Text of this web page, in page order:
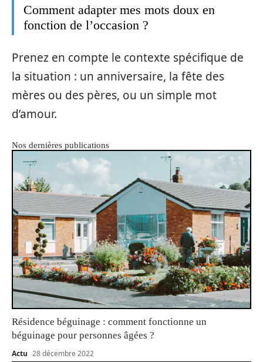
Comment adapter mes mots doux en
fonction de l’occasion ?
Prenez en compte le contexte spécifique de
la situation : un anniversaire, la fête des
mères ou des pères, ou un simple mot
d’amour.
Nos dernières publications
Résidence béguinage : comment fonctionne un
béguinage pour personnes âgées ?
Actu 28 décembre 2022